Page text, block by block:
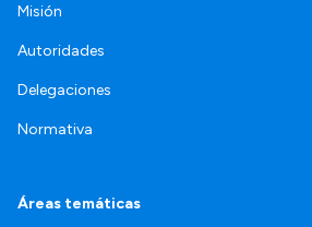
Misión
Autoridades
Delegaciones
Normativa
Áreas temáticas